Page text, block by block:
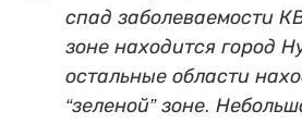
спад заболеваемости
зоне находится город
остальные области
“зеленой” зоне.